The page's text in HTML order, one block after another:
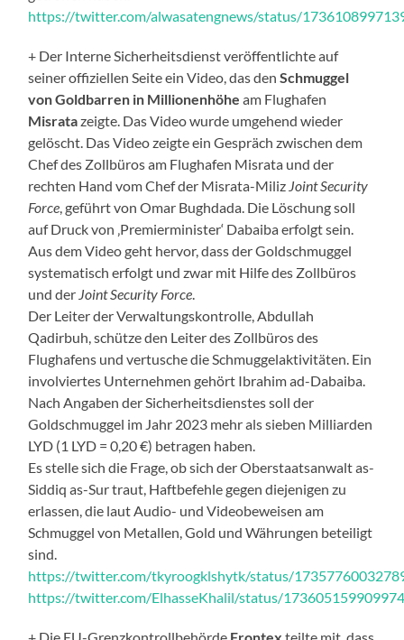
https://twitter.com/alwasatengnews/status/
+ Der Interne Sicherheitsdienst veröffentlichte auf
seiner offiziellen Seite ein Video, das denSchmuggel
von Goldbarren in Millionenhöhe am Flughafen
Misratazeigte. Das Video wurde umgehend wieder
gelöscht. Das Video zeigte ein Gespräch zwischen dem
Chef des Zollbüros am Flughafen Misrata und der
rechten Hand vom Chef der Misrata-Miliz Joint Security
Force , geführt von Omar Bughdada. Die Löschung soll
auf Druck von ‚Premierminister‘ Dabaiba erfolgt sein.
Aus dem Video geht hervor, dass der Goldschmuggel
systematisch erfolgt und zwar mit Hilfe des Zollbüros
und der Joint Security Force
Der Leiter der Verwaltungskontrolle, Abdullah
Qadirbuh, schütze den Leiter des Zollbüros des
Flughafens und vertusche die Schmuggelaktivitäten. Ein
involviertes Unternehmen gehört Ibrahim ad-Dabaiba.
Nach Angaben der Sicherheitsdienstes soll der
Goldschmuggel im Jahr 2023 mehr als sieben Milliarden
LYD (1 LYD = 0,20 €) betragen haben.
Es stelle sich die Frage, ob sich der Oberstaatsanwalt as-
Siddiq as-Sur traut, Haftbefehle gegen diejenigen zu
erlassen, die laut Audio- und Videobeweisen am
Schmuggel von Metallen, Gold und Währungen beteiligt
sind.
https://twitter.com/tkyroogklshytk/status/
https://twitter.com/ElhasseKhalil/status/
+ Die EU-Grenzkontrollbehörde Frontex teilte mit, dass